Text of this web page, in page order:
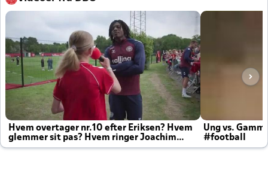
Hvem overtager nr.10 efter Eriksen? Hvem
glemmer sit pas? Hvem ringer Joachim
altid til efter kampe?
Ung vs.
#football